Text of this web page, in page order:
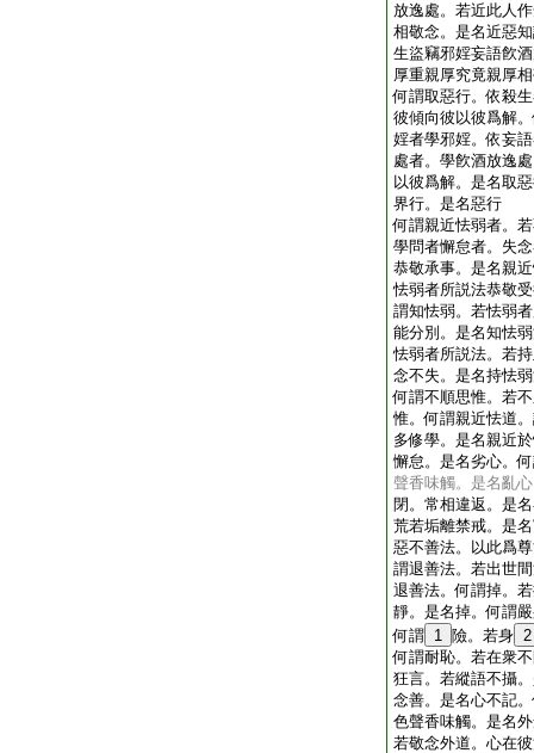
放逸處。若近此人
相敬念。是名近惡
生盜竊邪婬妄語飮
厚重親厚究竟親厚
何謂取惡行。依殺
彼傾向彼以彼爲解
婬者學邪婬。依妄
處者。學飮酒放逸
以彼爲解。是名取
界行。是名惡行
何謂親近怯弱者。
學問者懈怠者。失
恭敬承事。是名親
怯弱者所説法恭敬
謂知怯弱。若怯弱
能分別。是名知怯
怯弱者所説法。若
念不失。是名持怯
何謂不順思惟。若
惟。何謂親近怯道
多修學。是名親近
懈怠。是名劣心。
聲香味觸。是名亂
閉。常相違返。是
荒若垢離禁戒。是
惡不善法。以此爲
謂退善法。若出世
退善法。何謂掉。
靜。是名掉。何謂
何謂 1 險。若身 2
何謂耐恥。若在衆
狂言。若縱語不攝
念善。是名心不記
色聲香味觸。是名
若敬念外道。心在